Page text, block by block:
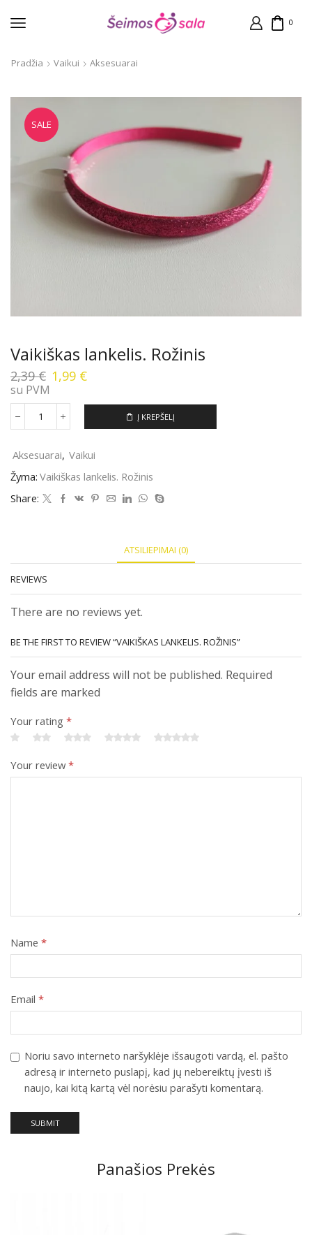
0
Pradžia Vaikui Aksesuarai
SALE
Vaikiškas lankelis. Rožinis
2,39€ Original
was:
2,39 €.
1,99 €Current
is:
su PVM
produkto
lankelis.
Rožinis
Į KREPŠELĮ
Aksesuarai, Vaikui
Žyma: Vaikiškas lankelis. Rožinis
Share:
ATSILIEPIMAI (0)
REVIEWS
There are no reviews yet.
BE THE FIRST TO REVIEW “VAIKIŠKAS LANKELIS. ROŽINIS”
Your email address will not be published. Required
fields are marked
Your rating *
Your review*
Name *
Email *
Noriu savo interneto naršyklėje išsaugoti vardą, el. pašto
adresą ir interneto puslapį, kad jų nebereiktų įvesti iš
naujo, kai kitą kartą vėl norėsiu parašyti komentarą.
Panašios Prekės